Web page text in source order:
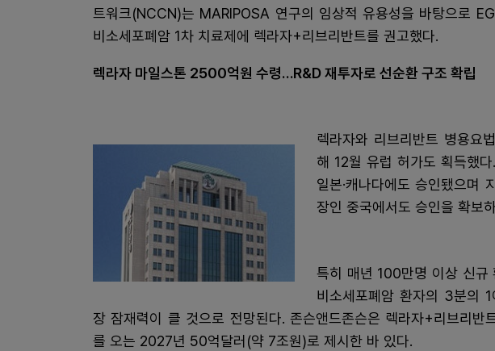
트워크(NCCN)는 MARIPOSA 연구의 임상적 유용성을 바탕으로
비소세포폐암 1차 치료제에 렉라자+리브리반트를 권고했다.
렉라자 마일스톤 2500억원 수령…R&D 재투자로 선순환 구조 확립
렉라자와 리브리반트 병용요
해 12월 유럽 허가도 획득했
일본·캐나다에도 승인됐으며
장인 중국에서도 승인을 확보
특히 매년 100만명 이상 신규
비소세포폐암 환자의 3분의
장 잠재력이 클 것으로 전망된다. 존슨앤드존슨은 렉라자+리브리반
를 오는 2027년 50억달러(약 7조원)로 제시한 바 있다.